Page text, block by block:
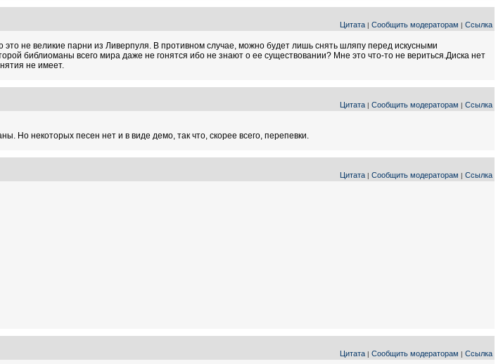
Цитата | Сообщить модераторам | Ссылка
не великие парни из Ливерпуля. В противном случае, можно будет лишь снять шляпу перед искусными
библиоманы всего мира даже не гонятся ибо не знают о ее существовании? Мне это что-то не вериться.Диска нет
не имеет.
Цитата | Сообщить модераторам | Ссылка
Но некоторых песен нет и в виде демо, так что, скорее всего, перепевки.
Цитата | Сообщить модераторам | Ссылка
Цитата | Сообщить модераторам | Ссылка